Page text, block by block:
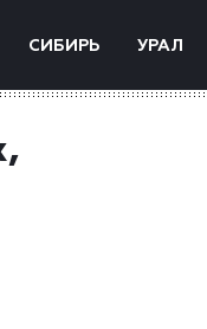
СИБИРЬ УРАЛ